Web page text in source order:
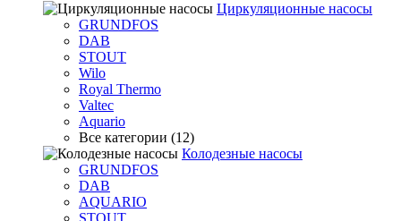
Циркуляционные насосы
GRUNDFOS
DAB
STOUT
Wilo
Royal Thermo
Valtec
Aquario
Все категории (12)
Колодезные насосы
GRUNDFOS
DAB
AQUARIO
STOUT